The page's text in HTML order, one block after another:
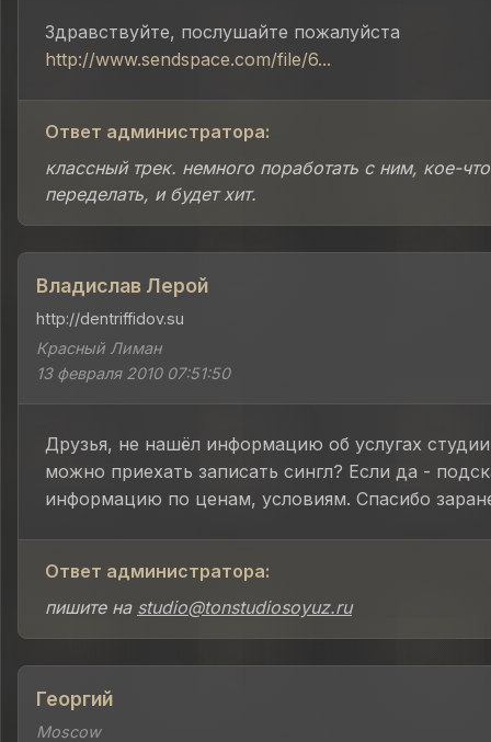
Здравствуйте, послушайте пожалуйста
http://www.sendspace.com/file/6...
Ответ администратора:
классный трек. немного поработать с ним, кое-
переделать, и будет хит.
Владислав Лерой
http://dentriffidov.su
Красный Лиман
13 февраля 2010 07:51:50
Друзья, не нашёл информацию об услугах
можно приехать записать сингл? Если да -
информацию по ценам, условиям. Спасибо
Ответ администратора:
пишите на studio@tonstudiosoyuz.ru
Георгий
Moscow